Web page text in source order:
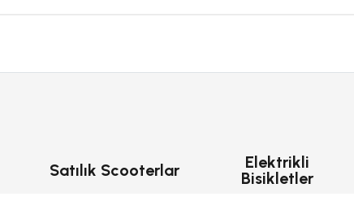
Satılık Scooterlar
Elektrikli
Bisikletler